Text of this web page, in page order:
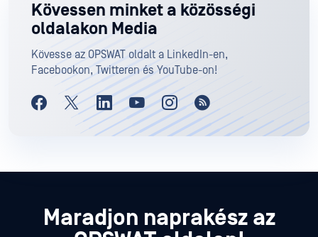
Kövessen minket a közösségi
oldalakon Media
Kövesse az OPSWAT oldalt a LinkedIn-en,
Facebookon, Twitteren és YouTube-on!
Maradjon naprakész az